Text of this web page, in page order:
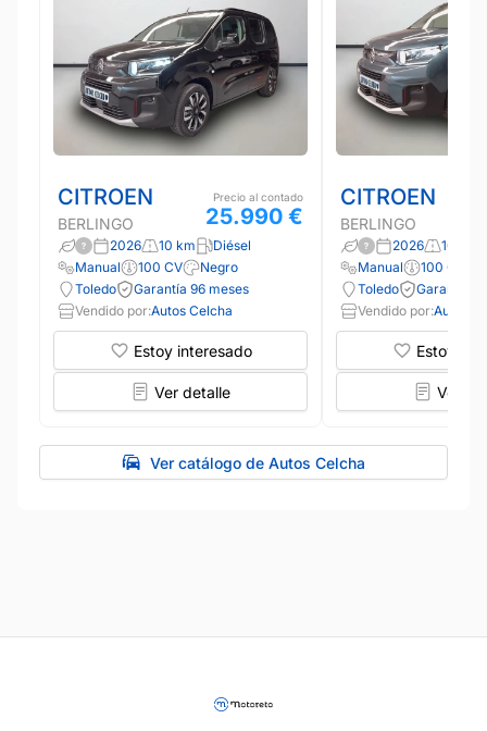
CITROEN
BERLINGO
Precio al contado
25.990 €
2026 10 km
Diésel
Manual
100 CV
Negro
Toledo
Garantía 96 meses
Vendido por:Autos Celcha
Estoy interesado
Ver detalle
CITROEN
BERLINGO
2026
10 km
Manual
100 CV
Toledo
Garantía
Vendido por:Autos
Estoy
Ver
Ver catálogo de Autos Celcha